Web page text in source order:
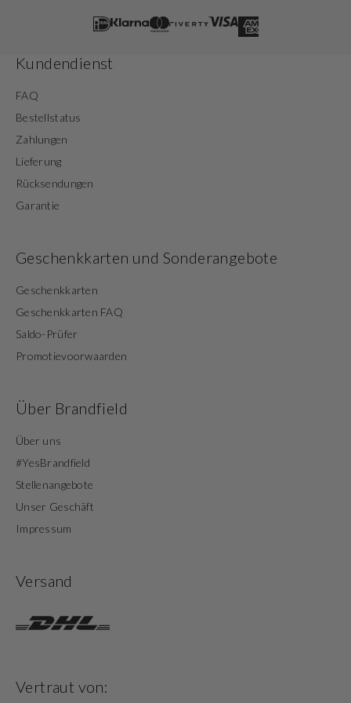
Kundendienst
FAQ
Bestellstatus
Zahlungen
Lieferung
Rücksendungen
Garantie
Geschenkkarten und Sonderangebote
Geschenkkarten
Geschenkkarten FAQ
Saldo-Prüfer
Promotievoorwaarden
Über Brandfield
Über uns
#YesBrandfield
Stellenangebote
Unser Geschäft
Impressum
Versand
Vertraut von: